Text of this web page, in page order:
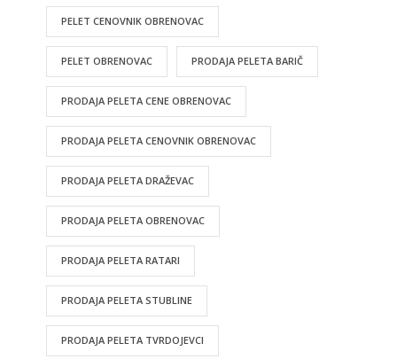
PELET CENOVNIK OBRENOVAC
PELET OBRENOVAC PRODAJA PELETA BARIČ
PRODAJA PELETA CENE OBRENOVAC
PRODAJA PELETA CENOVNIK OBRENOVAC
PRODAJA PELETA DRAŽEVAC
PRODAJA PELETA OBRENOVAC
PRODAJA PELETA RATARI
PRODAJA PELETA STUBLINE
PRODAJA PELETA TVRDOJEVCI